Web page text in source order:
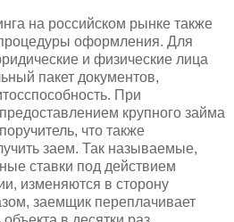
на российском рынке также
оформления. Для
и физические лица
пакет документов,
При
крупного займа
что также
заем. Так называемые,
ставки под действием
изменяются в сторону
заемщик переплачивает